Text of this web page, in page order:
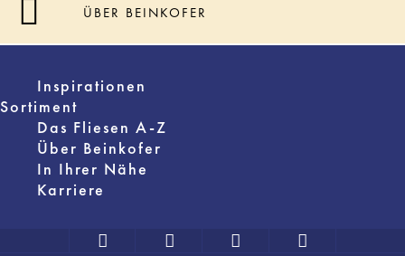
ÜBER BEINKOFER
Inspirationen
Sortiment
Das Fliesen A-Z
Über Beinkofer
In Ihrer Nähe
Karriere